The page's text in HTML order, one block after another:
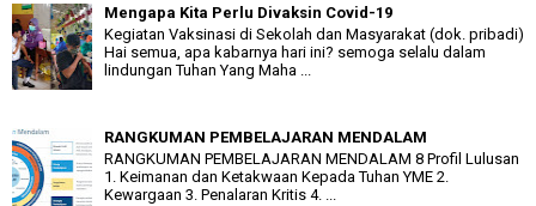
Mengapa Kita Perlu Divaksin Covid-19
Kegiatan Vaksinasi di Sekolah dan Masyarakat (dok. pribadi)
Hai semua, apa kabarnya hari ini? semoga selalu dalam
lindungan Tuhan Yang Maha ...
RANGKUMAN PEMBELAJARAN MENDALAM
RANGKUMAN PEMBELAJARAN MENDALAM 8 Profil Lulusan
1. Keimanan dan Ketakwaan Kepada Tuhan YME 2.
Kewargaan 3. Penalaran Kritis 4. ...